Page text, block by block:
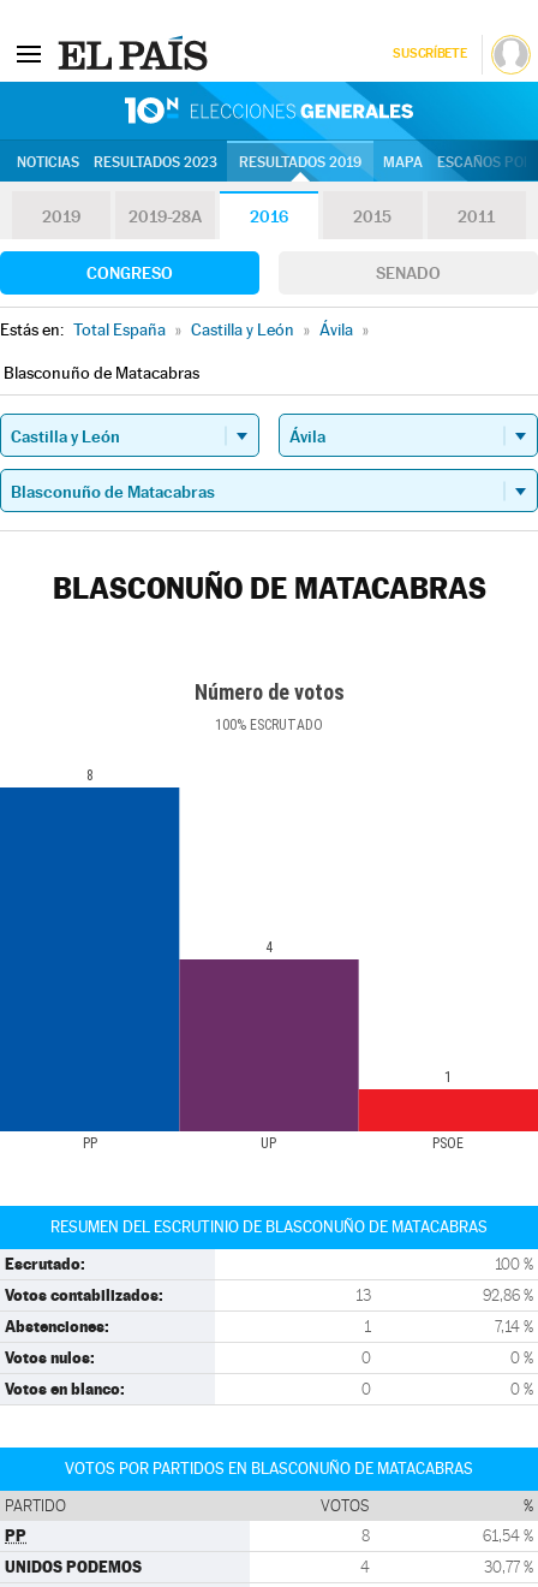
SUSCRÍBETE
NOTICIAS RESULTADOS 2023 RESULTADOS 2019 MAPA ESCAÑOS
2019 2019-28A 2016 2015 2011
CONGRESO SENADO
Estás en: Total España » Castilla y León » Ávila »
Blasconuño de Matacabras
BLASCONUÑO DE MATACABRAS
Número de votos
100% ESCRUTADO
PP UP PSOE
8
4
1
RESUMEN DEL ESCRUTINIO DE BLASCONUÑO DE MATACABRAS
Escrutado: 100 %
Votos contabilizados: 13 92,86 %
Abstenciones: 1 7,14 %
Votos nulos: 0 0 %
Votos en blanco: 0 0 %
VOTOS POR PARTIDOS EN BLASCONUÑO DE MATACABRAS
PARTIDO VOTOS %
PP 8 61,54 %
UNIDOS PODEMOS 4 30,77 %